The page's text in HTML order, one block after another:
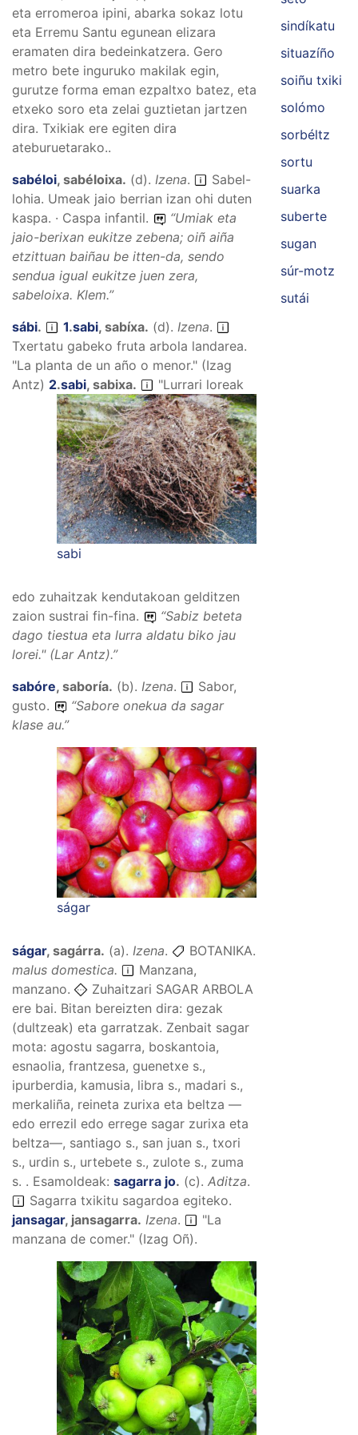
eta erromeroa ipini, abarka sokaz lotu
eta Erremu Santu egunean elizara
eramaten dira bedeinkatzera. Gero
metro bete inguruko makilak egin,
gurutze forma eman ezpaltxo batez, eta
etxeko soro eta zelai guztietan jartzen
dira. Txikiak ere egiten dira
ateburuetarako..
sabéloi, sabéloixa. (d). Izena.
Sabel-
lohia. Umeak jaio berrian izan ohi duten
kaspa. · Caspa infantil.
“Umiak eta
jaio-berixan eukitze zebena; oiñ aiña
etzittuan baiñau be itten-da, sendo
sendua igual eukitze juen zera,
sabeloixa. Klem.”
sábi. 1.sabi, sabíxa. (d). Izena.
Txertatu gabeko fruta arbola landarea.
"La planta de un año o menor." (Izag
Antz)
sabi
2.sabi, sabixa. "Lurrari loreak
edo zuhaitzak kendutakoan gelditzen
zaion sustrai fin-fina.
“Sabiz beteta
dago tiestua eta lurra aldatu biko jau
lorei." (Lar Antz).”
sabóre, saboría. (b). Izena.
Sabor,
gusto.
“Sabore onekua da sagar
klase au.”
ságar
ságar, sagárra. (a). Izena.
BOTANIKA.
malus domestica.
Manzana,
manzano.
Zuhaitzari SAGAR ARBOLA
ere bai. Bitan bereizten dira: gezak
(dultzeak) eta garratzak. Zenbait sagar
mota: agostu sagarra, boskantoia,
esnaolia, frantzesa, guenetxe s.,
ipurberdia, kamusia, libra s., madari s.,
merkaliña, reineta zurixa eta beltza —
edo errezil edo errege sagar zurixa eta
beltza—, santiago s., san juan s., txori
s., urdin s., urtebete s., zulote s., zuma
s. . Esamoldeak: sagarra jo. (c). Aditza.
Sagarra txikitu sagardoa egiteko.
jansagar, jansagarra. Izena.
"La
manzana de comer." (Izag Oñ).
sindíkatu
situazíño
soiñu txiki
solómo
sorbéltz
sortu
suarka
suberte
sugan
súr-motz
sutái